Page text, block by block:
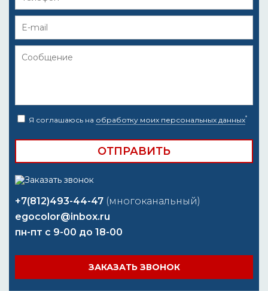
Я соглашаюсь на обработку моих персональных данных*
+7(812)493-44-47 (многоканальный)
egocolor@inbox.ru
пн-пт с 9-00 до 18-00
ЗАКАЗАТЬ ЗВОНОК